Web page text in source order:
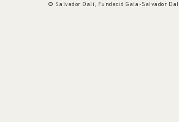
© Salvador Dalí, Fundació Gala-Salvador